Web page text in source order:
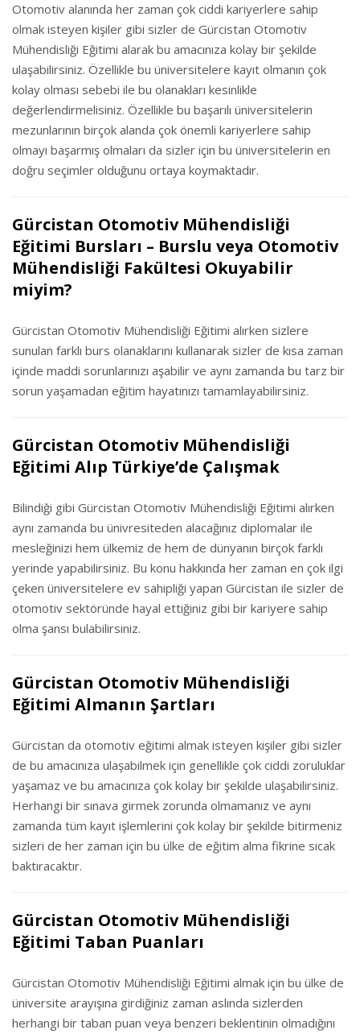
Otomotiv alanında her zaman çok ciddi kariyerlere sahip
olmak isteyen kişiler gibi sizler de Gürcistan Otomotiv
Mühendisliği Eğitimi alarak bu amacınıza kolay bir şekilde
ulaşabilirsiniz. Özellikle bu üniversitelere kayıt olmanın çok
kolay olması sebebi ile bu olanakları kesinlikle
değerlendirmelisiniz. Özellikle bu başarılı üniversitelerin
mezunlarının birçok alanda çok önemli kariyerlere sahip
olmayı başarmış olmaları da sizler için bu üniversitelerin en
doğru seçimler olduğunu ortaya koymaktadır.
Gürcistan Otomotiv Mühendisliği
Eğitimi Bursları – Burslu veya Otomotiv
Mühendisliği Fakültesi Okuyabilir
miyim?
Gürcistan Otomotiv Mühendisliği Eğitimi alırken sizlere
sunulan farklı burs olanaklarını kullanarak sizler de kısa zaman
içinde maddi sorunlarınızı aşabilir ve aynı zamanda bu tarz bir
sorun yaşamadan eğitim hayatınızı tamamlayabilirsiniz.
Gürcistan Otomotiv Mühendisliği
Eğitimi Alıp Türkiye’de Çalışmak
Bilindiği gibi Gürcistan Otomotiv Mühendisliği Eğitimi alırken
aynı zamanda bu ünivresiteden alacağınız diplomalar ile
mesleğinizi hem ülkemiz de hem de dünyanın birçok farklı
yerinde yapabilirsiniz. Bu konu hakkında her zaman en çok ilgi
çeken üniversitelere ev sahipliği yapan Gürcistan ile sizler de
otomotiv sektöründe hayal ettiğiniz gibi bir kariyere sahip
olma şansı bulabilirsiniz.
Gürcistan Otomotiv Mühendisliği
Eğitimi Almanın Şartları
Gürcistan da otomotiv eğitimi almak isteyen kişiler gibi sizler
de bu amacınıza ulaşabilmek için genellikle çok ciddi zoruluklar
yaşamaz ve bu amacınıza çok kolay bir şekilde ulaşabilirsiniz.
Herhangi bir sınava girmek zorunda olmamanız ve aynı
zamanda tüm kayıt işlemlerini çok kolay bir şekilde bitirmeniz
sizleri de her zaman için bu ülke de eğitim alma fikrine sıcak
baktıracaktır.
Gürcistan Otomotiv Mühendisliği
Eğitimi Taban Puanları
Gürcistan Otomotiv Mühendisliği Eğitimi almak için bu ülke de
üniversite arayışına girdiğiniz zaman aslında sizlerden
herhangi bir taban puan veya benzeri beklentinin olmadığını